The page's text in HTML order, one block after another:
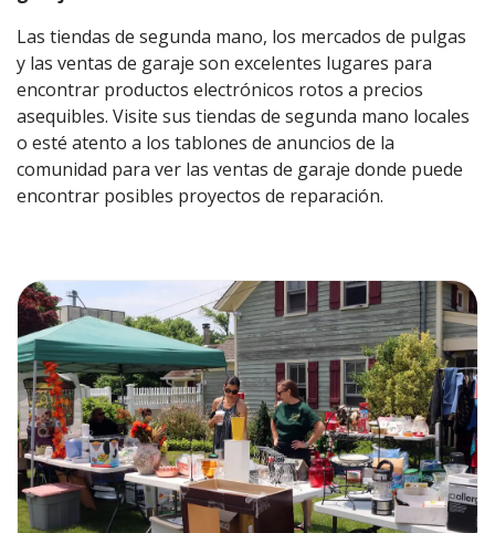
Las tiendas de segunda mano, los mercados de pulgas
y las ventas de garaje son excelentes lugares para
encontrar productos electrónicos rotos a precios
asequibles. Visite sus tiendas de segunda mano locales
o esté atento a los tablones de anuncios de la
comunidad para ver las ventas de garaje donde puede
encontrar posibles proyectos de reparación.